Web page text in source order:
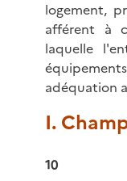
logement,
afférent à
laquelle
adéquation
I.
10